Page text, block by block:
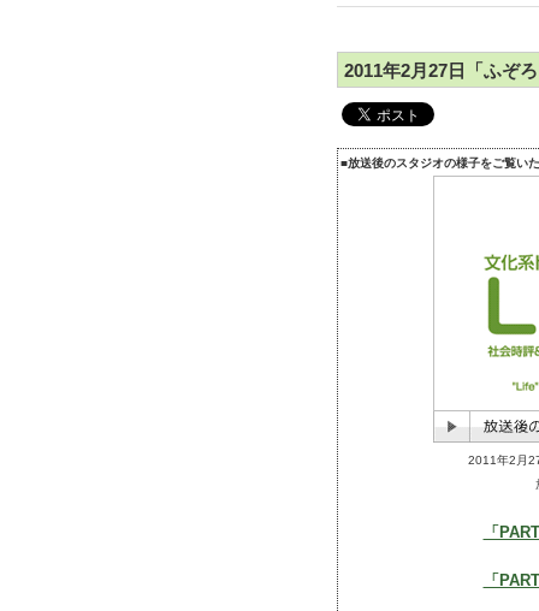
2011年2月27日「ふぞ
■放送後のスタジオの様子をご覧い
2011年2月
「
「